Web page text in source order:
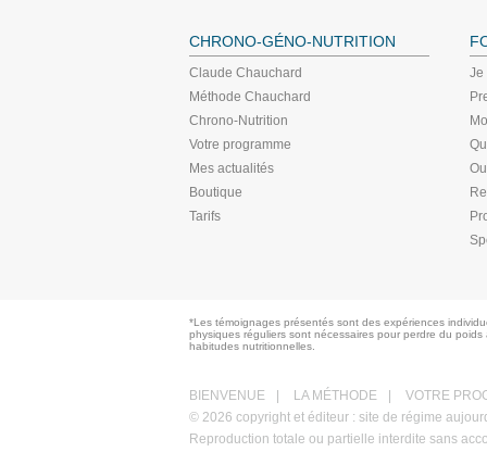
CHRONO-GÉNO-NUTRITION
Claude Chauchard
Méthode Chauchard
Chrono-Nutrition
Votre programme
Mes actualités
Boutique
Tarifs
Je
*Les témoignages présentés sont des expériences
physiques réguliers sont nécessaires pour perdre du
habitudes nutritionnelles.
BIENVENUE | LA MÉTHODE |
VOTRE
© 2026 copyright et éditeur : site de régime
Reproduction totale ou partielle interdite sans